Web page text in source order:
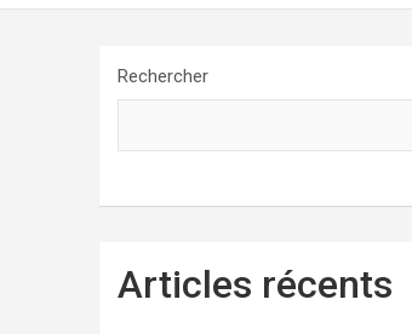
Rechercher
Articles récents